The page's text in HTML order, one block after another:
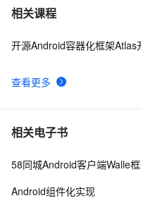
7 FFmpeg开发笔记（五十
8 申请google android map
9 [Android]Activity跳转传递
10
相关课程
查看更多
开源Android容器化框架Atlas
相关电子书
58同城Android客户端Walle
Android组件化实现